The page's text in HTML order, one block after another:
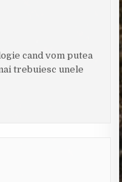
cand vom putea
trebuiesc unele